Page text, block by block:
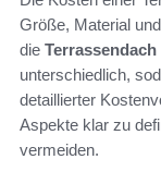
Größe, Material
die Terrassendach
unterschiedlich,
detaillierter
Aspekte klar zu
vermeiden.